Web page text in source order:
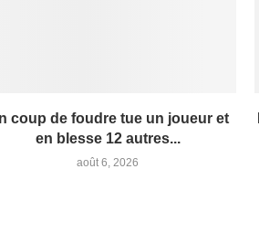
coup de foudre tue un joueur et
en blesse 12 autres...
août 6, 2026